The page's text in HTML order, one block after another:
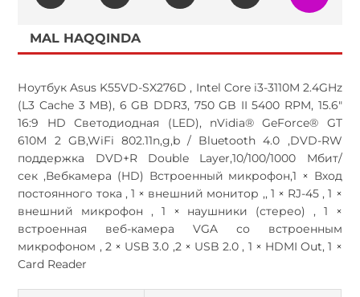
MAL HAQQINDA
Ноутбук Asus K55VD-SX276D , Intel Core i3-3110M 2.4GHz
(L3 Cache 3 MB), 6 GB DDR3, 750 GB II 5400 RPM, 15.6"
16:9 HD Светодиодная (LED), nVidia® GeForce® GT
610M 2 GB,WiFi 802.11n,g,b / Bluetooth 4.0 ,DVD-RW
поддержка DVD+R Double Layer,10/100/1000 Мбит/
сек,Вебкамера (HD) Встроенный микрофон,1 × Вход
постоянного тока , 1 × внешний монитор ,, 1 × RJ-45 , 1 ×
внешний микрофон , 1 × наушники (стерео) , 1 ×
встроенная веб-камера VGA со встроенным
микрофоном , 2 × USB 3.0 ,2 × USB 2.0 , 1 × HDMI Out, 1 ×
Card Reader